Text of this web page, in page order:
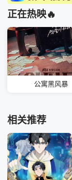
正在热映🔥
公寓黑风暴
相关推荐